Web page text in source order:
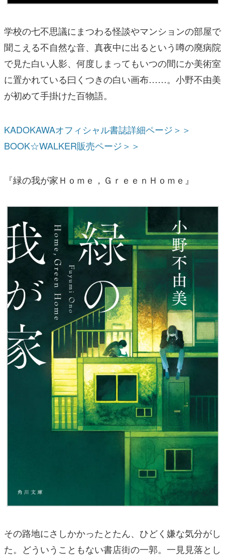
学校の七不思議にまつわる怪談やマンションの部屋で
聞こえる不自然な音、真夜中に出るという噂の廃病院
で見た白い人影、何度しまってもいつの間にか美術室
に置かれている曰くつきの白い画布……。小野不由美
が初めて手掛けた百物語。
KADOKAWAオフィシャル書誌詳細ページ＞＞
BOOK☆WALKER販売ページ＞＞
『緑の我が家Ｈｏｍｅ，ＧｒｅｅｎＨｏｍｅ』
その路地にさしかかったとたん、ひどく嫌な気分がし
た。どういうこともない書店街の一郭。一見見落とし